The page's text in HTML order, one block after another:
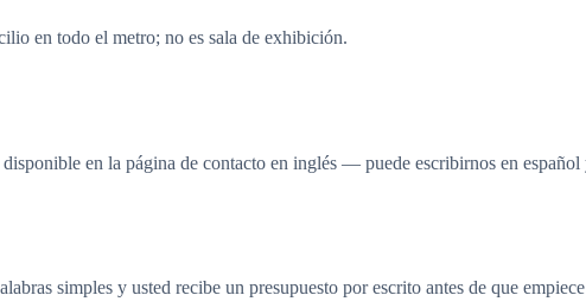
en todo el metro; no es sala de exhibición.
disponible en la página de contacto en inglés — puede escribirnos en español
simples y usted recibe un presupuesto por escrito antes de que